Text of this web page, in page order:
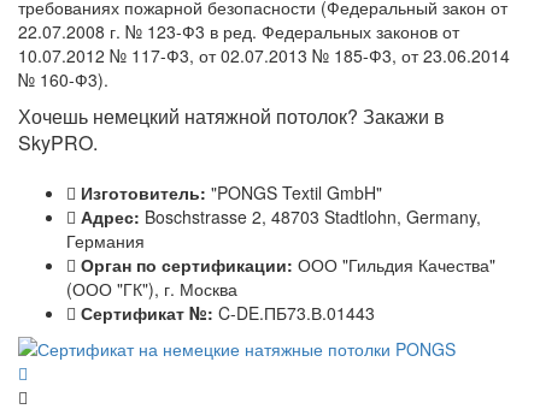
требованиях пожарной безопасности (Федеральный закон от
22.07.2008 г. № 123-Ф3 в ред. Федеральных законов от
10.07.2012 № 117-Ф3, от 02.07.2013 № 185-Ф3, от 23.06.2014
№ 160-Ф3).
Хочешь немецкий натяжной потолок? Закажи в
SkyPRO.
Изготовитель: "PONGS Textil GmbH"
Адрес: Boschstrasse 2, 48703 Stadtlohn, Germany,
Германия
Орган по сертификации: ООО "Гильдия Качества"
(ООО "ГК"), г. Москва
Сертификат №: C-DE.ПБ73.В.01443